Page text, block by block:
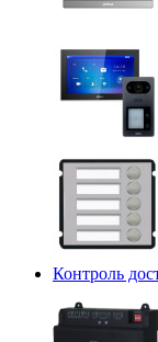
Контроль